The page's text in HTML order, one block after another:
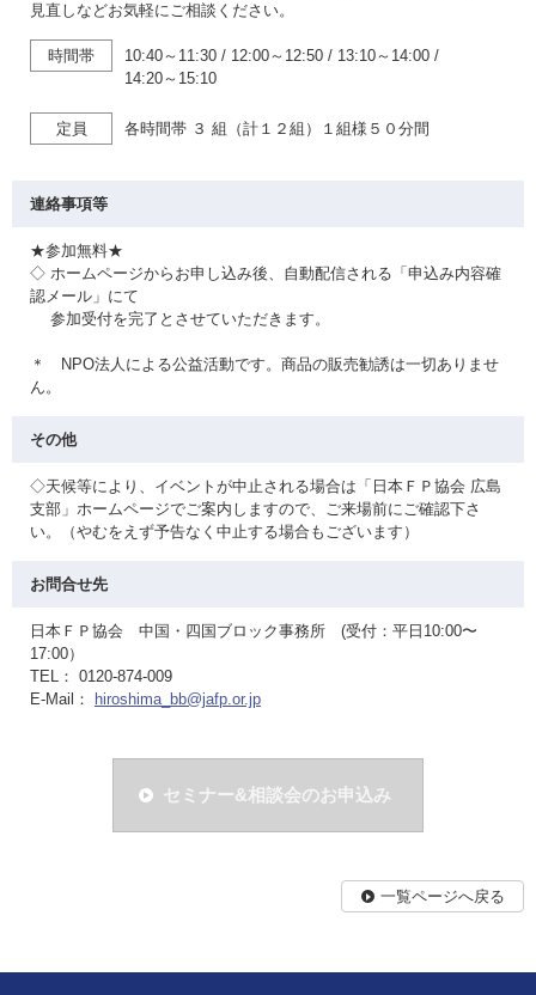
見直しなどお気軽にご相談ください。
時間帯 10:40～11:30 / 12:00～12:50 / 13:10～14:00 /
14:20～15:10
定員 各時間帯 ３ 組（計１２組）１組様５０分間
連絡事項等
★参加無料★
◇ ホームページからお申し込み後、自動配信される「申込み内容確
認メール」にて
参加受付を完了とさせていただきます。
＊ NPO法人による公益活動です。商品の販売勧誘は一切ありませ
ん。
その他
◇天候等により、イベントが中止される場合は「日本ＦＰ協会 広島
支部」ホームページでご案内しますので、ご来場前にご確認下さ
い。（やむをえず予告なく中止する場合もございます）
お問合せ先
日本ＦＰ協会 中国・四国ブロック事務所 (受付：平日10:00〜
17:00）
TEL： 0120-874-009
E-Mail：
hiroshima_bb@jafp.or.jp
セミナー&相談会のお申込み
一覧ページへ戻る